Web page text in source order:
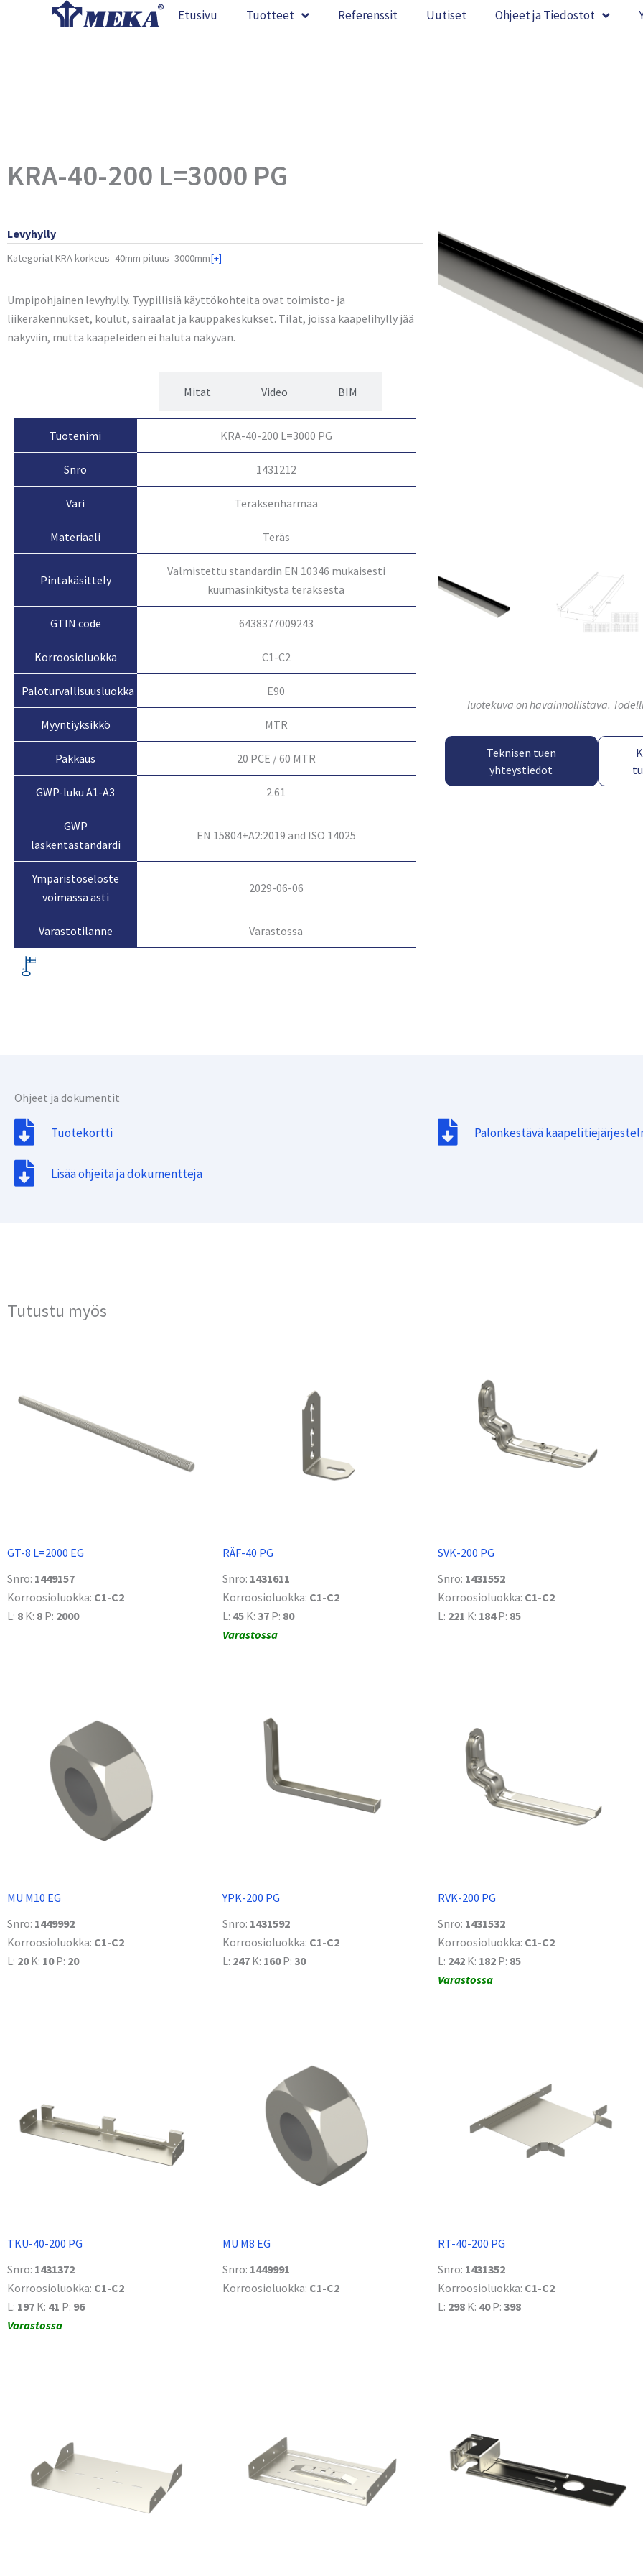
Etusivu Tuotteet Referenssit Uutiset Ohjeet ja Tiedostot
KRA-40-200 L=3000 PG
Levyhylly
KategoriatKRA korkeus=40mm pituus=3000mm[+]
Umpipohjainen levyhylly. Tyypillisiä käyttökohteita ovat toimisto- ja
liikerakennukset, koulut, sairaalat ja kauppakeskukset. Tilat, joissa kaapelihylly jää
näkyviin, mutta kaapeleiden ei haluta näkyvän.
Mitat Video BIM
Tuotenimi KRA-40-200 L=3000 PG
Snro 1431212
Väri Teräksenharmaa
Materiaali Teräs
Pintakäsittely
Valmistettu standardin EN 10346 mukaisesti
kuumasinkitystä teräksestä
GTIN code 6438377009243
Korroosioluokka C1-C2
Paloturvallisuusluokka E90
Myyntiyksikkö MTR
Pakkaus 20 PCE / 60 MTR
GWP-luku A1-A3 2.61
GWP
laskentastandardi
EN 15804+A2:2019 and ISO 14025
Ympäristöseloste
voimassa asti
2029-06-06
Varastotilanne Varastossa
Tuotekuva on havainnollistava.
Teknisen tuen
yhteystiedot
Ohjeet ja dokumentit
Tuotekortti Palonkestävä
Lisää ohjeita ja dokumentteja
Tutustu myös
GT-8 L=2000 EG
Snro: 1449157
Korroosioluokka: C1-C2
L: 8 K: 8 P: 2000
RÄF-40 PG
Snro: 1431611
Korroosioluokka: C1-C2
L: 45 K: 37 P: 80
Varastossa
SVK-200 PG
Snro: 1431552
Korroosioluokka: C1-C2
L: 221 K: 184P: 85
MU M10 EG
Snro: 1449992
Korroosioluokka: C1-C2
L: 20K: 10P: 20
YPK-200 PG
Snro: 1431592
Korroosioluokka: C1-C2
L: 247 K: 160P: 30
RVK-200 PG
Snro: 1431532
Korroosioluokka: C1-C2
L: 242 K: 182 P: 85
Varastossa
TKU-40-200 PG
Snro: 1431372
Korroosioluokka: C1-C2
L: 197 K: 41 P: 96
Varastossa
MU M8 EG
Snro: 1449991
Korroosioluokka: C1-C2
RT-40-200 PG
Snro: 1431352
Korroosioluokka: C1-C2
L: 298 K: 40P: 398